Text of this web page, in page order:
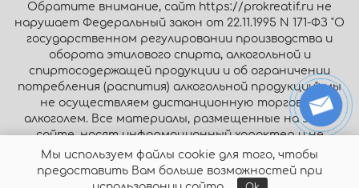
Обратите внимание, сайт https://prokreatif.ru не
нарушает Федеральный закон от 22.11.1995 N 171-ФЗ "О
государственном регулировании производства и
оборота этилового спирта, алкогольной и
спиртосодержащей продукции и об ограничении
потребления (распития) алкогольной продукции": мы
не осуществляем дистанционную торговлю
алкоголем. Все материалы, размещенные на этом
сайте, носят информационный характер и не
являются публичной офертой.
© Интернет-магазин «Prokreatif.ru», 2026. Все права
Мы используем файлы cookie для того, чтобы
предоставить Вам больше возможностей при